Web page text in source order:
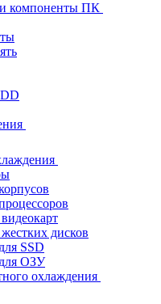
компоненты ПК
дисков
SSD
ОЗУ
охлаждения